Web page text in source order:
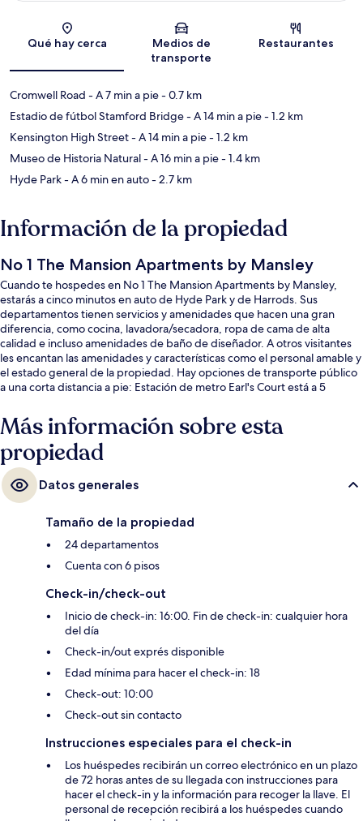
Sección del mapa
Qué hay cerca
Medios de
transporte
Restaurantes
Cromwell Road - A 7 min a pie- 0.7 km
Estadio de fútbol Stamford Bridge- A 14 min a pie- 1.2 km
Kensington High Street- A 14 min a pie- 1.2 km
Museo de Historia Natural- A 16 min a pie- 1.4 km
Hyde Park- A 6 min en auto- 2.7 km
Información de la propiedad
No 1 The Mansion Apartments by Mansley
Cuando te hospedes en No 1 The Mansion Apartments by Mansley,
estarás a cinco minutos en auto de Hyde Park y de Harrods. Sus
departamentos tienen servicios y amenidades que hacen una gran
diferencia, como cocina, lavadora/secadora, ropa de cama de alta
calidad e incluso amenidades de baño de diseñador. A otros visitantes
les encantan las amenidades y características como el personal amable y
el estado general de la propiedad. Hay opciones de transporte público
a una corta distancia a pie: Estación de metro Earl's Court está a 5
Más información sobre esta
propiedad
Datos generales
Tamaño de la propiedad
24 departamentos
Cuenta con 6 pisos
Check-in/check-out
Inicio de check-in: 16:00. Fin de check-in: cualquier hora
del día
Check-in/out exprés disponible
Edad mínima para hacer el check-in: 18
Check-out: 10:00
Check-out sin contacto
Instrucciones especiales para el check-in
Los huéspedes recibirán un correo electrónico en un plazo
de 72 horas antes de su llegada con instrucciones para
hacer el check-in y la información para recoger la llave. El
personal de recepción recibirá a los huéspedes cuando